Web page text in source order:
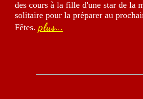
des cours à la fille d'une star de la
solitaire pour la préparer au
Fêtes.plus...